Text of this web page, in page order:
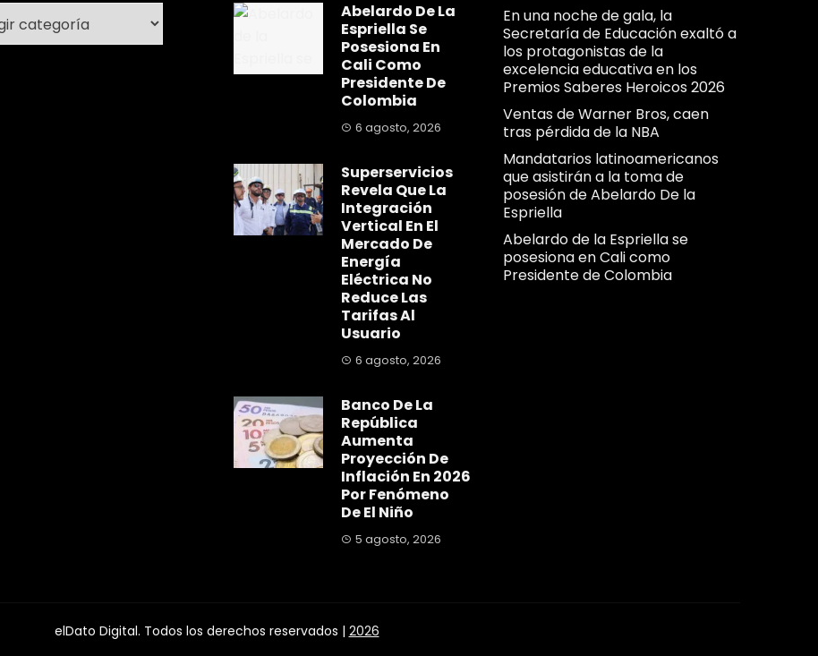
Abelardo De La
Espriella Se
Posesiona En
Cali Como
Presidente De
Colombia
6 agosto, 2026
Superservicios
Revela Que La
Integración
Vertical En El
Mercado De
Energía
Eléctrica No
Reduce Las
Tarifas Al
Usuario
6 agosto, 2026
Banco De La
República
Aumenta
Proyección De
Inflación En 2026
Por Fenómeno
De El Niño
5 agosto, 2026
En una noche de gala, la
Secretaría de Educación exaltó a
los protagonistas de la
excelencia educativa en los
Premios Saberes Heroicos 2026
Ventas de Warner Bros, caen
tras pérdida de la NBA
Mandatarios latinoamericanos
que asistirán a la toma de
posesión de Abelardo De la
Espriella
Abelardo de la Espriella se
posesiona en Cali como
Presidente de Colombia
elDato Digital. Todos los derechos reservados | 2026